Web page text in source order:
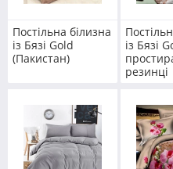
Постільна білизна
із Бязі Gold
(Пакистан)
із Бязі
резинці